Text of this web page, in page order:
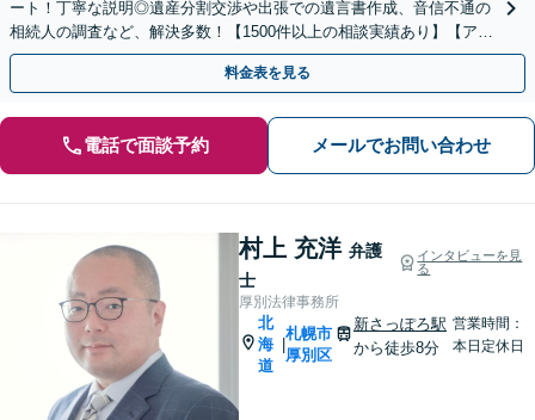
ート！丁寧な説明◎遺産分割交渉や出張での遺言書作成、音信不通の
相続人の調査など、解決多数！【1500件以上の相談実績あり】【アク
セス良好】【分かりやすい料金体系】
料金表を見る
電話で面談予約 メールでお問い合わせ
村上 充洋 弁護
士
インタビューを見
る
厚別法律事務所
北
海
道
札幌市
厚別区
新さっぽろ駅
から徒歩8分
営業時間：
本日定休日